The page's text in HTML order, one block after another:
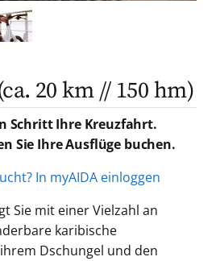
20 km // 150 hm)
Schritt Ihre Kreuzfahrt.
Sie Ihre Ausflüge buchen.
In myAIDA einloggen
Sie mit einer Vielzahl an
karibische
Dschungel und den